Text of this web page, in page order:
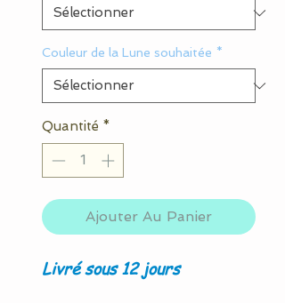
Couleur de la Lune souhaitée *
Quantité *
Ajouter Au Panier
Livré sous 12 jours